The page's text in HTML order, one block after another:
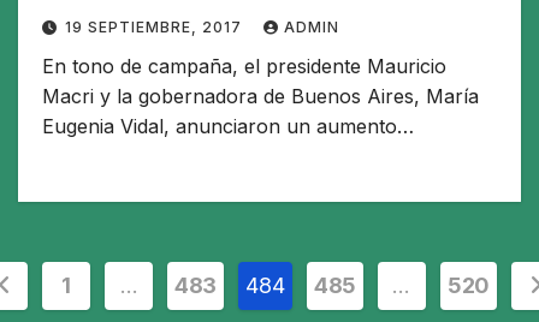
19 SEPTIEMBRE, 2017 ADMIN
En tono de campaña, el presidente Mauricio
Macri y la gobernadora de Buenos Aires, María
Eugenia Vidal, anunciaron un aumento…
1 … 483 484 485 … 520